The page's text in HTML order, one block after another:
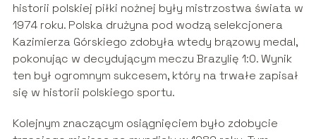
historii polskiej piłki nożnej były mistrzostwa świata w
1974 roku. Polska drużyna pod wodzą selekcjonera
Kazimierza Górskiego zdobyła wtedy brązowy medal,
pokonując w decydującym meczu Brazylię 1:0. Wynik
ten był ogromnym sukcesem, który na trwałe zapisał
się w historii polskiego sportu.
Kolejnym znaczącym osiągnięciem było zdobycie